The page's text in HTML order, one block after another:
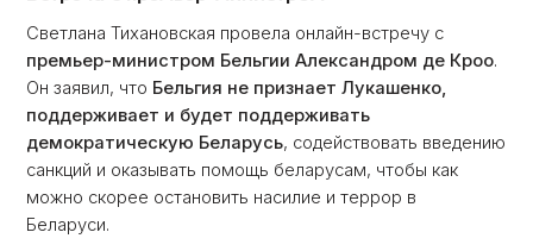
Светлана Тихановская провела онлайн-встречу с
премьер-министром Бельгии Александром де Кроо.
Он заявил, что Бельгия не признает Лукашенко,
поддерживает и будет поддерживать
демократическую Беларусь, содействовать введению
санкций и оказывать помощь беларусам, чтобы как
можно скорее остановить насилие и террор в
Беларуси.